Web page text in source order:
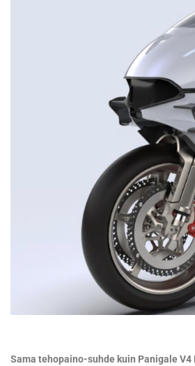
Sama tehopaino-suhde kuin Panigale